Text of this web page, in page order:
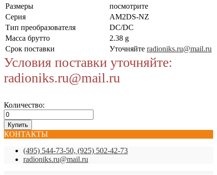
Размеры
посмотрите
Серия
AM2DS-NZ
Тип преобразователя
DC/DC
Масса брутто
2.38 g
Срок поставки
Уточняйте radioniks.ru@mail.ru
Условия поставки уточняйте:
radioniks.ru@mail.ru
Количество:
КОНТАКТЫ
(495) 544-73-50, (925) 502-42-73
radioniks.ru@mail.ru